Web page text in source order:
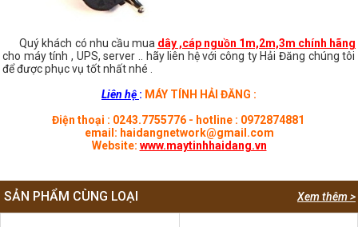
Quý khách có nhu cầu mua dây ,cáp nguồn 1m,2m,3m chính hãng
cho máy tính , UPS, server .. hãy liên hệ với công ty Hải Đăng chúng tôi
để được phục vụ tốt nhất nhé .
Liên hệ : MÁY TÍNH HẢI ĐĂNG :
Điện thoại : 0243.7755776 - hotline : 0972874881
email: haidangnetwork@gmail.com
Website: www.maytinhhaidang.vn
Xem thêm >
SẢN PHẨM CÙNG LOẠI